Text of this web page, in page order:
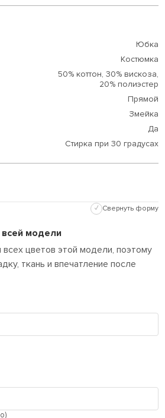
Юбка
Костюмка
50% коттон, 30% вискоза,
20% полиэстер
Прямой
Змейка
Да
Стирка при 30 градусах
✓ Свернуть форму
всей модели
цветов этой модели, поэтому
ткань и впечатление после